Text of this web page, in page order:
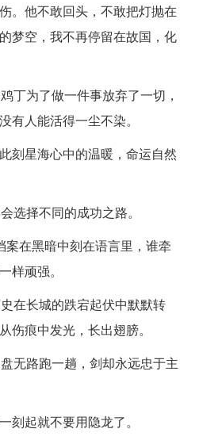
。他不敢回头，不敢把灯抛在
梦空，我不再停留在故国，化
为了做一件事放弃了一切，
有人能活得一尘不染。
星海心中的温暖，命运自然
择不同的成功之路。
在黑暗中刻在语言里，谁牵
样顽强。
在长城的跌宕起伏中默默转
伤痕中发光，长出翅膀。
无路跑一趟，剑却永远忠于主
刻起就不要用隐龙了。